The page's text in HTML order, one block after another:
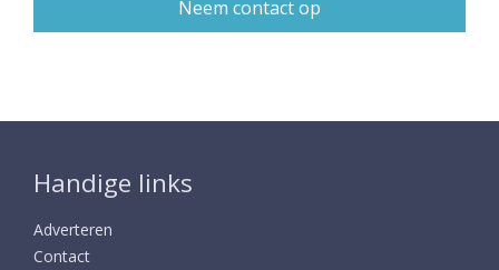
Handige links
Adverteren
Contact